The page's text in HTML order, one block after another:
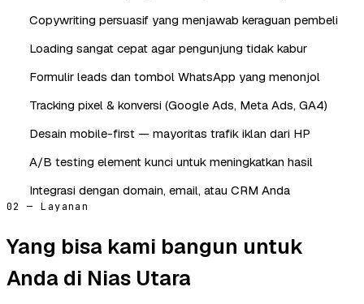
Copywriting persuasif yang menjawab keraguan pembeli
Loading sangat cepat agar pengunjung tidak kabur
Formulir leads dan tombol WhatsApp yang menonjol
Tracking pixel & konversi (Google Ads, Meta Ads, GA4)
Desain mobile-first — mayoritas trafik iklan dari HP
A/B testing element kunci untuk meningkatkan hasil
Integrasi dengan domain, email, atau CRM Anda
02 — Layanan
Yang bisa kami bangun untuk
Anda di Nias Utara